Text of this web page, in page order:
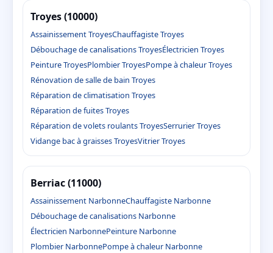
Troyes (10000)
Assainissement TroyesChauffagiste Troyes
Débouchage de canalisations TroyesÉlectricien Troyes
Peinture TroyesPlombier TroyesPompe à chaleur Troyes
Rénovation de salle de bain Troyes
Réparation de climatisation Troyes
Réparation de fuites Troyes
Réparation de volets roulants TroyesSerrurier Troyes
Vidange bac à graisses TroyesVitrier Troyes
Berriac (11000)
Assainissement NarbonneChauffagiste Narbonne
Débouchage de canalisations Narbonne
Électricien NarbonnePeinture Narbonne
Plombier NarbonnePompe à chaleur Narbonne